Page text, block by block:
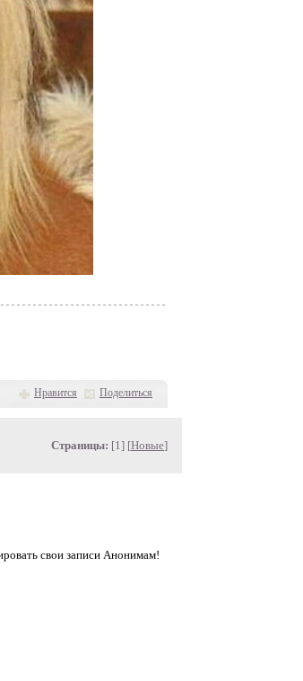
Нравится Поделиться
Страницы: [1] [Новые]
свои записи Анонимам!